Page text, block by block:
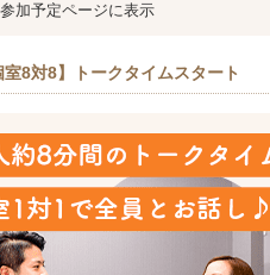
加予定ページに表示
室8対8】トークタイムスタート